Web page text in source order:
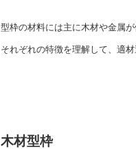
型枠の材料には主に木材や金属が
それぞれの特徴を理解して、適材
木材型枠